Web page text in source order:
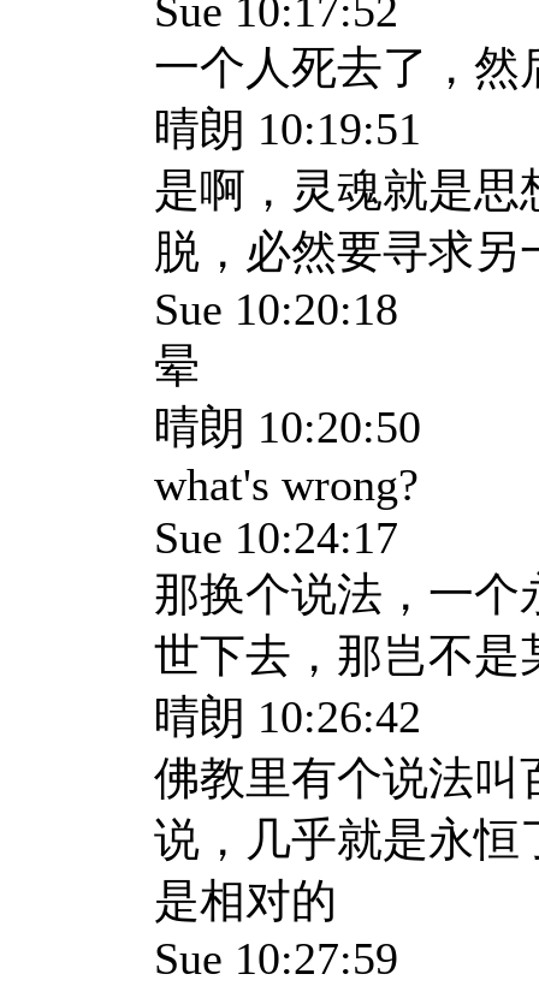
Sue 10:17:52
一个人死去了，然
晴朗 10:19:51
是啊，灵魂就是
脱，必然要寻求另
Sue 10:20:18
晕
晴朗 10:20:50
what's wrong?
Sue 10:24:17
那换个说法，一个
世下去，那岂不是
晴朗 10:26:42
佛教里有个说法叫
说，几乎就是永恒
是相对的
Sue 10:27:59